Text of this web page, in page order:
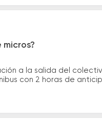
a la salida del
con 2 horas de